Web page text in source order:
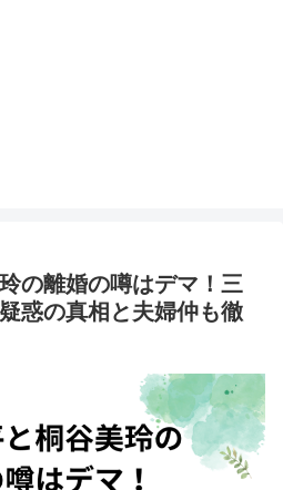
の離婚の噂はデマ！三
惑の真相と夫婦仲も徹